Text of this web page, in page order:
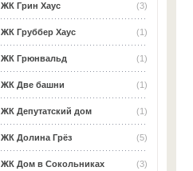
(3)
ЖК Грин Хаус
(1)
ЖК Груббер Хаус
(1)
ЖК Грюнвальд
(1)
ЖК Две башни
(1)
ЖК Депутатский дом
(5)
ЖК Долина Грёз
(3)
ЖК Дом в Сокольниках